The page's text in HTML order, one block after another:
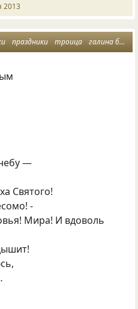
2013
праздники троица галина борисенко
—
Святого!
-
Мира! И вдоволь